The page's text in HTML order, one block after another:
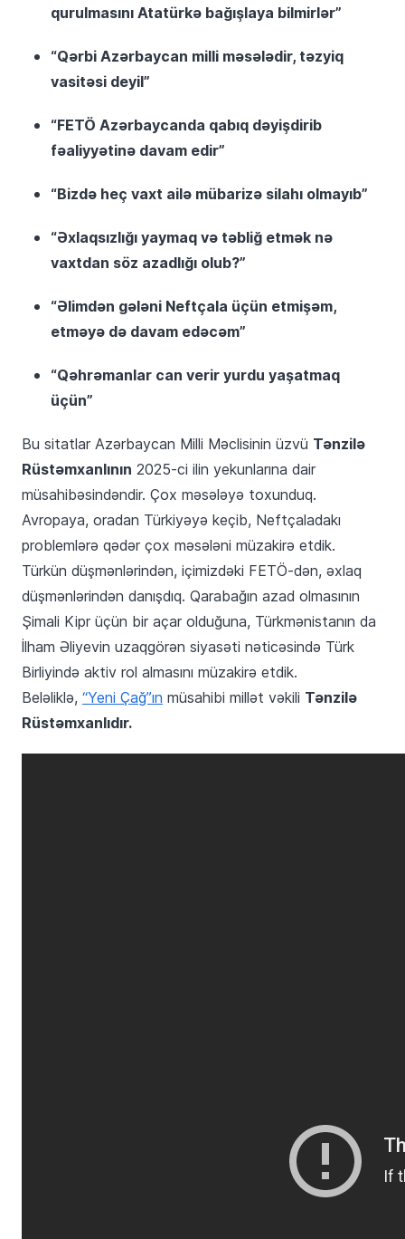
qurulmasını Atatürkə bağışlaya bilmirlər”
“Qərbi Azərbaycan milli məsələdir, təzyiq
vasitəsi deyil”
“FETÖ Azərbaycanda qabıq dəyişdirib
fəaliyyətinə davam edir”
“Bizdə heç vaxt ailə mübarizə silahı olmayıb”
“Əxlaqsızlığı yaymaq və təbliğ etmək nə
vaxtdan söz azadlığı olub?”
“Əlimdən gələni Neftçala üçün etmişəm,
etməyə də davam edəcəm”
“Qəhrəmanlar can verir yurdu yaşatmaq
üçün”
Bu sitatlar Azərbaycan Milli Məclisinin üzvü Tənzilə
Rüstəmxanlının 2025-ci ilin yekunlarına dair
müsahibəsindəndir. Çox məsələyə toxunduq.
Avropaya, oradan Türkiyəyə keçib, Neftçaladakı
problemlərə qədər çox məsələni müzakirə etdik.
Türkün düşmənlərindən, içimizdəki FETÖ-dən, əxlaq
düşmənlərindən danışdıq. Qarabağın azad olmasının
Şimali Kipr üçün bir açar olduğuna, Türkmənistanın da
İlham Əliyevin uzaqgörən siyasəti nəticəsində Türk
Birliyində aktiv rol almasını müzakirə etdik.
Beləliklə, “Yeni Çağ”ın müsahibi millət vəkili Tənzilə
Rüstəmxanlıdır.